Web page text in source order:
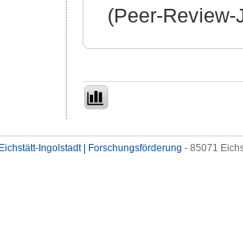
(Peer-Review-
Ingolstadt | Forschungsförderung - 85071